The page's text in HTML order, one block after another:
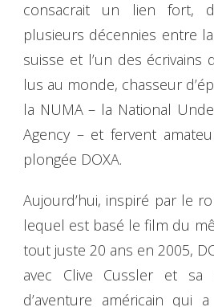
consacrait un lien fort,
plusieurs décennies entre
suisse et l’un des écrivains
lus au monde, chasseur
la NUMA – la National
Agency – et fervent
plongée DOXA.
Aujourd’hui, inspiré par le
lequel est basé le film du
tout juste 20 ans en 2005,
avec Clive Cussler et sa
d’aventure américain qui